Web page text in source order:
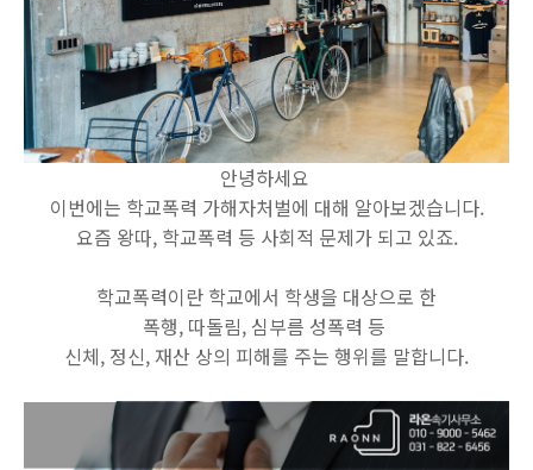
안녕하세요
이번에는 학교폭력 가해자처벌에 대해 알아보겠습니다.
요즘 왕따, 학교폭력 등 사회적 문제가 되고 있죠.
학교폭력이란 학교에서 학생을 대상으로 한
폭행, 따돌림, 심부름 성폭력 등
신체, 정신, 재산 상의 피해를 주는 행위를 말합니다.